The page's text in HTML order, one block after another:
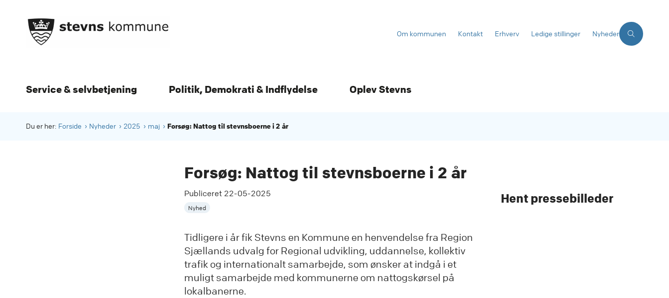
Om kommunen Kontakt Erhverv Ledige stillinger Nyheder
Service & selvbetjening Politik, Demokrati & Indflydelse Oplev Stevns
Du er her: Forside Nyheder 2025 maj Forsøg: Nattog til stevnsboerne i 2 år
Forsøg: Nattog til stevnsboerne i 2 år
Publiceret 22-05-2025
Nyhed
Tidligere i år fik Stevns en Kommune en henvendelse fra Region
Sjællands udvalg for Regional udvikling, uddannelse, kollektiv
trafik og internationalt samarbejde, som ønsker at indgå i et
muligt samarbejde med kommunerne om nattogskørsel på
lokalbanerne.
Hent pressebilleder